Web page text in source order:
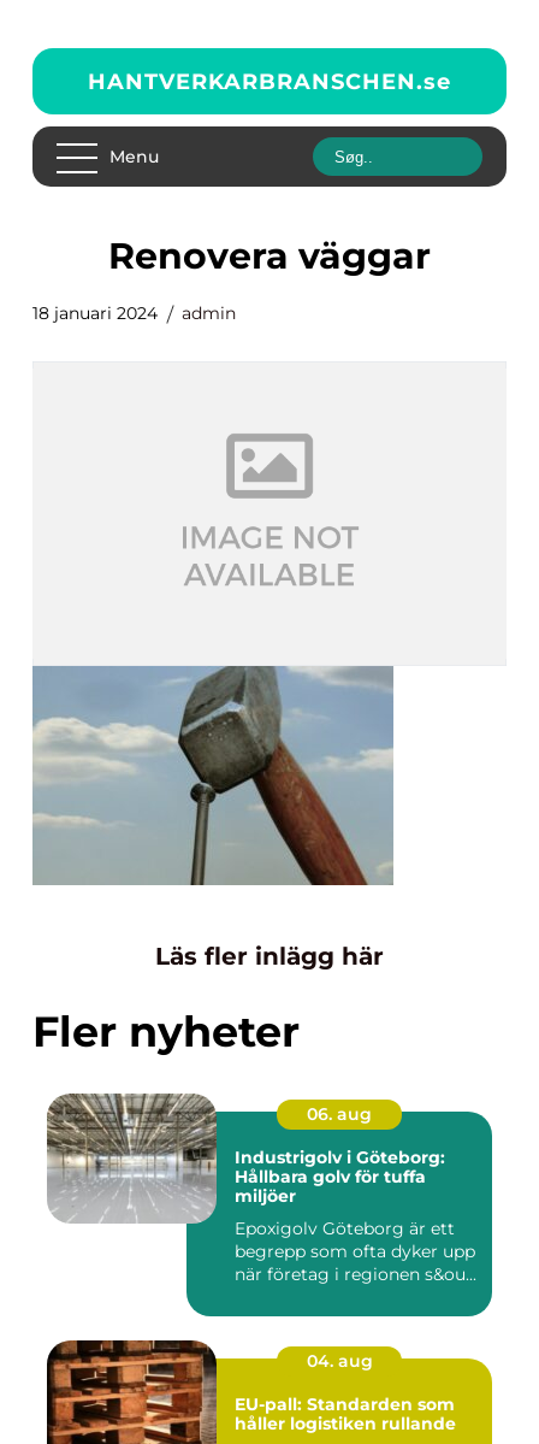
HANTVERKARBRANSCHEN.se
Menu
renovera väggar
18 januari 2024 admin
Läs fler inlägg här
Fler nyheter
06. aug
Industrigolv i Göteborg:
Hållbara golv för tuffa
miljöer
Epoxigolv Göteborg är ett
begrepp som ofta dyker upp
när företag i regionen s&ou...
04. aug
EU-pall: Standarden som
håller logistiken rullande